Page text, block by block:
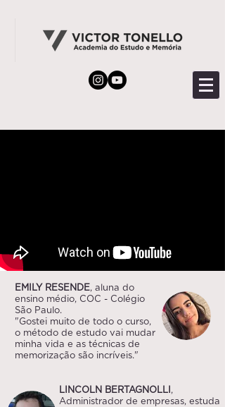
EMILY RESENDE, aluna do
ensino médio, COC - Colégio
São Paulo.
"Gostei muito de todo o curso,
o método de estudo vai mudar
minha vida e as técnicas de
memorização são incríveis."
LINCOLN BERTAGNOLLI ,
Administrador de empresas, estuda